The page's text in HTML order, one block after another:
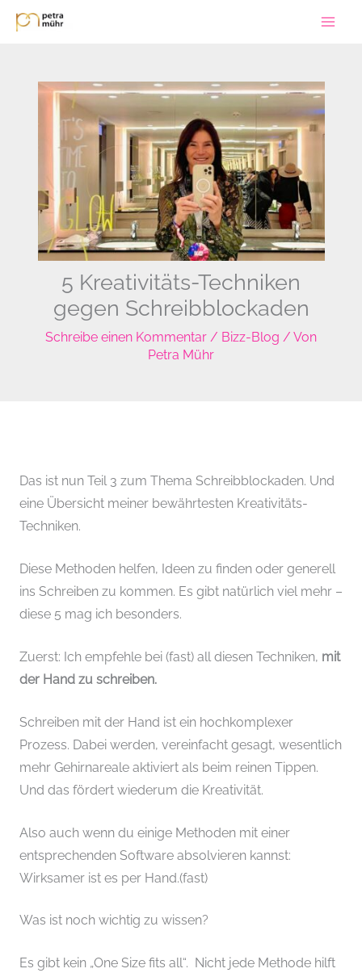
Zum
Inhalt
5 Kreativitäts-Techniken
gegen Schreibblockaden
Schreibe einen Kommentar / Bizz-Blog / Von
Petra Mühr
Das ist nun Teil 3 zum Thema Schreibblockaden. Und
eine Übersicht meiner bewährtesten Kreativitäts-
Techniken.
Diese Methoden helfen, Ideen zu finden oder generell
ins Schreiben zu kommen. Es gibt natürlich viel mehr –
diese 5 mag ich besonders.
Zuerst: Ich empfehle bei (fast) all diesen Techniken, mit
der Hand zu schreiben.
Schreiben mit der Hand ist ein hochkomplexer
Prozess. Dabei werden, vereinfacht gesagt, wesentlich
mehr Gehirnareale aktiviert als beim reinen Tippen.
Und das fördert wiederum die Kreativität.
Also auch wenn du einige Methoden mit einer
entsprechenden Software absolvieren kannst:
Wirksamer ist es per Hand.(fast)
Was ist noch wichtig zu wissen?
Es gibt kein „One Size fits all“. Nicht jede Methode hilft